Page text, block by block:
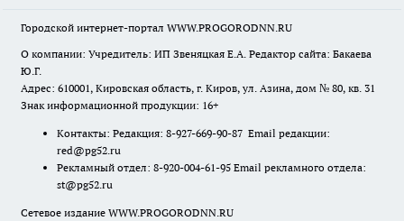
Городской интернет-портал WWW.PROGORODNN.RU
О компании: Учредитель: ИП Звеняцкая Е.А. Редактор сайта: Бакаева
Ю.Г.
Адрес: 610001, Кировская область, г. Киров, ул. Азина, дом № 80, кв. 31
Знак информационной продукции: 16+
Контакты: Редакция: 8-927-669-90-87 Email редакции:
red@pg52.ru
Рекламный отдел: 8-920-004-61-95 Email рекламного отдела:
st@pg52.ru
Сетевое издание WWW.PROGORODNN.RU